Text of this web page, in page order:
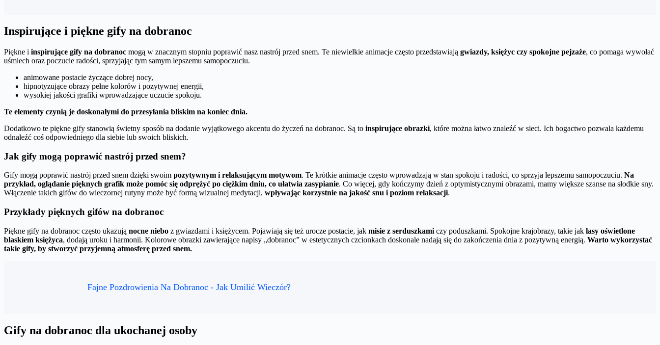
Inspirujące i piękne gify na dobranoc
Piękne i inspirujące gify na dobranoc mogą w znacznym stopniu poprawić nasz nastrój przed snem. Te niewielkie animacje często przedstawiają gwiazdy, księżyc czy spokojne pejzaże, co pomaga wywołać
uśmiech oraz poczucie radości, sprzyjając tym samym lepszemu samopoczuciu.
animowane postacie życzące dobrej nocy,
hipnotyzujące obrazy pełne kolorów i pozytywnej energii,
wysokiej jakości grafiki wprowadzające uczucie spokoju.
Te elementy czynią je doskonałymi do przesyłania bliskim na koniec dnia.
Dodatkowo te piękne gify stanowią świetny sposób na dodanie wyjątkowego akcentu do życzeń na dobranoc. Są to inspirujące obrazki, które można łatwo znaleźć w sieci. Ich bogactwo pozwala każdemu
odnaleźć coś odpowiedniego dla siebie lub swoich bliskich.
Jak gify mogą poprawić nastrój przed snem?
Gify mogą poprawić nastrój przed snem dzięki swoim pozytywnym i relaksującym motywom. Te krótkie animacje często wprowadzają w stan spokoju i radości, co sprzyja lepszemu samopoczuciu. Na
przykład, oglądanie pięknych grafik może pomóc się odprężyć po ciężkim dniu, co ułatwia zasypianie. Co więcej, gdy kończymy dzień z optymistycznymi obrazami, mamy większe szanse na słodkie sny.
Włączenie takich gifów do wieczornej rutyny może być formą wizualnej medytacji, wpływając korzystnie na jakość snu i poziom relaksacji.
Przykłady pięknych gifów na dobranoc
Piękne gify na dobranoc często ukazują nocne niebo z gwiazdami i księżycem. Pojawiają się też urocze postacie, jak misie z serduszkami czy poduszkami. Spokojne krajobrazy, takie jak lasy oświetlone
blaskiem księżyca, dodają uroku i harmonii. Kolorowe obrazki zawierające napisy „dobranoc” w estetycznych czcionkach doskonale nadają się do zakończenia dnia z pozytywną energią. Warto wykorzystać
takie gify, by stworzyć przyjemną atmosferę przed snem.
Fajne Pozdrowienia Na Dobranoc - Jak Umilić Wieczór?
Gify na dobranoc dla ukochanej osoby